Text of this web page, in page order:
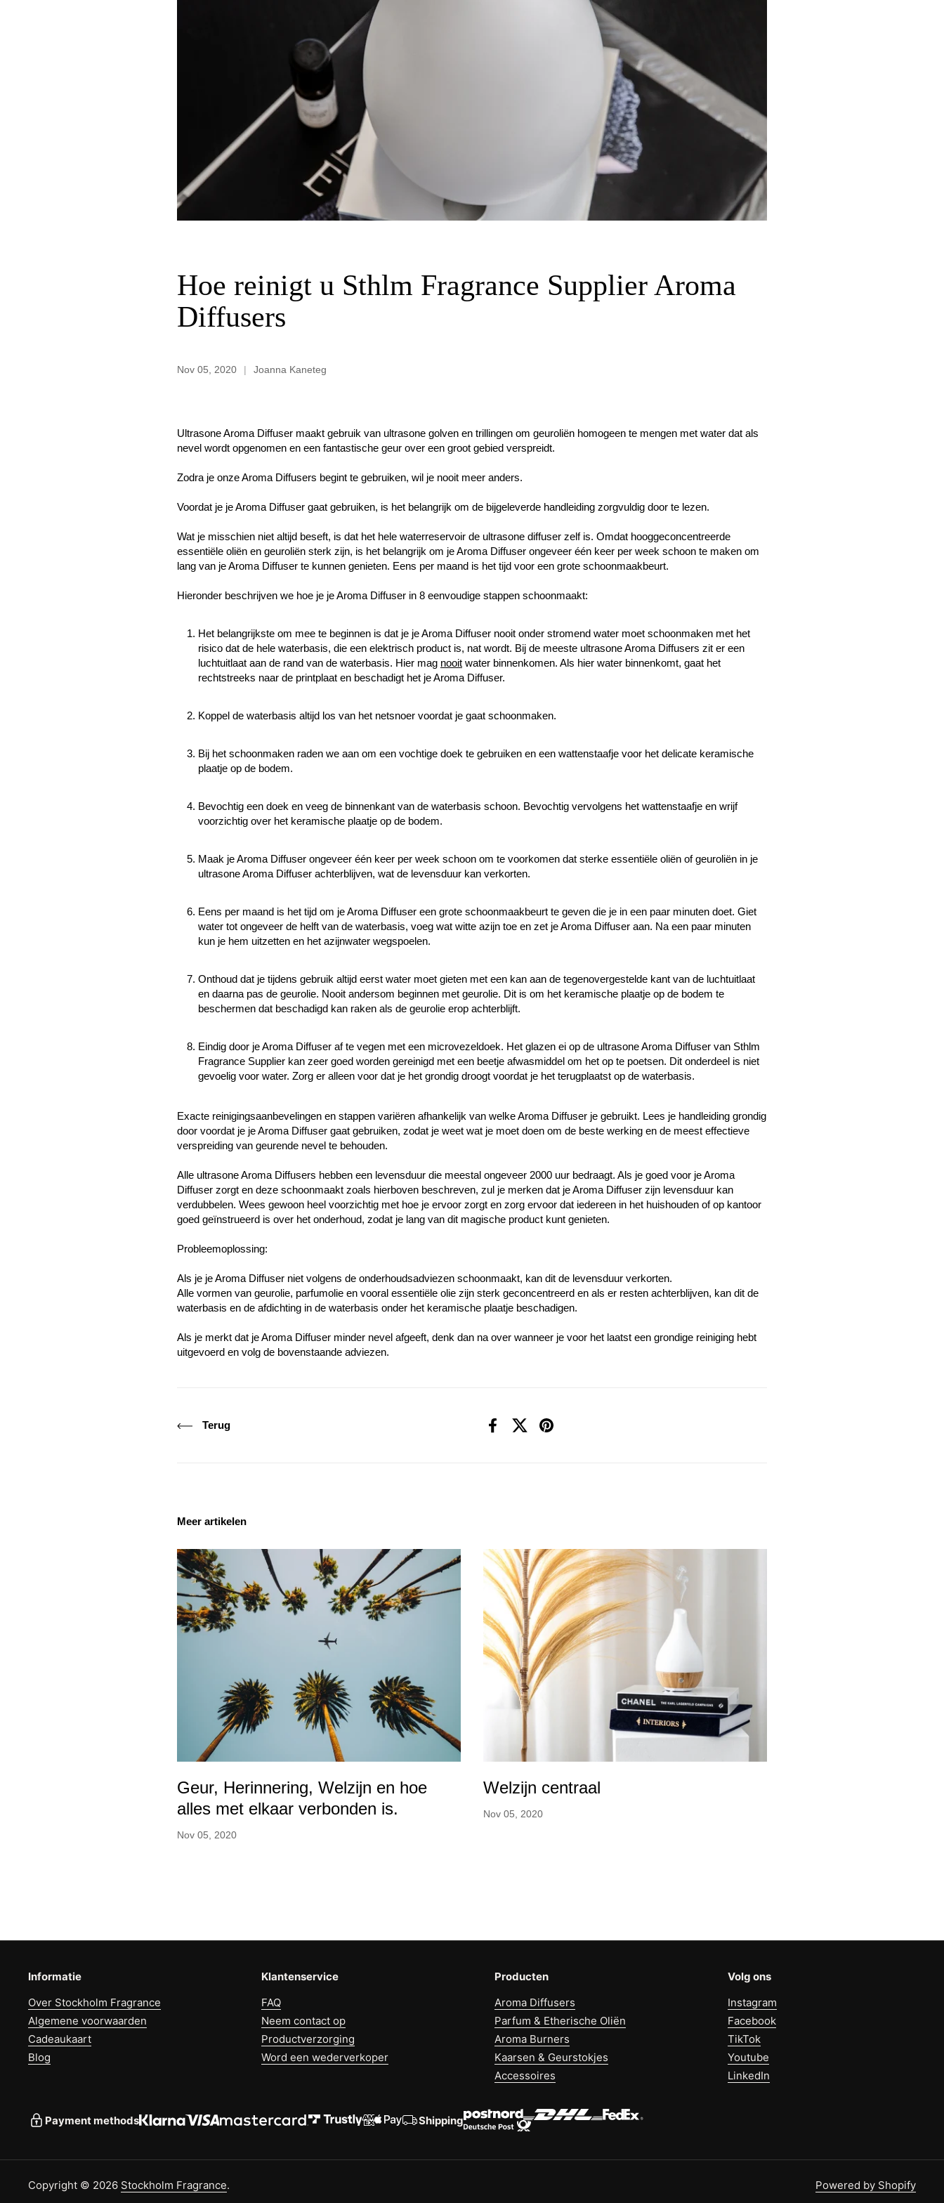
Hoe reinigt u Sthlm Fragrance Supplier Aroma
Diffusers
Nov 05, 2020 Joanna Kaneteg
Ultrasone Aroma Diffuser maakt gebruik van ultrasone golven en trillingen om geuroliën homogeen te mengen met water dat als
nevel wordt opgenomen en een fantastische geur over een groot gebied verspreidt.
Zodra je onze Aroma Diffusers begint te gebruiken, wil je nooit meer anders.
Voordat je je Aroma Diffuser gaat gebruiken, is het belangrijk om de bijgeleverde handleiding zorgvuldig door te lezen.
Wat je misschien niet altijd beseft, is dat het hele waterreservoir de ultrasone diffuser zelf is. Omdat hooggeconcentreerde
essentiële oliën en geuroliën sterk zijn, is het belangrijk om je Aroma Diffuser ongeveer één keer per week schoon te maken om
lang van je Aroma Diffuser te kunnen genieten. Eens per maand is het tijd voor een grote schoonmaakbeurt.
Hieronder beschrijven we hoe je je Aroma Diffuser in 8 eenvoudige stappen schoonmaakt:
Het belangrijkste om mee te beginnen is dat je je Aroma Diffuser nooit onder stromend water moet schoonmaken met het
risico dat de hele waterbasis, die een elektrisch product is, nat wordt. Bij de meeste ultrasone Aroma Diffusers zit er een
luchtuitlaat aan de rand van de waterbasis. Hier mag nooit water binnenkomen. Als hier water binnenkomt, gaat het
rechtstreeks naar de printplaat en beschadigt het je Aroma Diffuser.
Koppel de waterbasis altijd los van het netsnoer voordat je gaat schoonmaken.
Bij het schoonmaken raden we aan om een vochtige doek te gebruiken en een wattenstaafje voor het delicate keramische
plaatje op de bodem.
Bevochtig een doek en veeg de binnenkant van de waterbasis schoon. Bevochtig vervolgens het wattenstaafje en wrijf
voorzichtig over het keramische plaatje op de bodem.
Maak je Aroma Diffuser ongeveer één keer per week schoon om te voorkomen dat sterke essentiële oliën of geuroliën in je
ultrasone Aroma Diffuser achterblijven, wat de levensduur kan verkorten.
Eens per maand is het tijd om je Aroma Diffuser een grote schoonmaakbeurt te geven die je in een paar minuten doet. Giet
water tot ongeveer de helft van de waterbasis, voeg wat witte azijn toe en zet je Aroma Diffuser aan. Na een paar minuten
kun je hem uitzetten en het azijnwater wegspoelen.
Onthoud dat je tijdens gebruik altijd eerst water moet gieten met een kan aan de tegenovergestelde kant van de luchtuitlaat
en daarna pas de geurolie. Nooit andersom beginnen met geurolie. Dit is om het keramische plaatje op de bodem te
beschermen dat beschadigd kan raken als de geurolie erop achterblijft.
Eindig door je Aroma Diffuser af te vegen met een microvezeldoek. Het glazen ei op de ultrasone Aroma Diffuser van Sthlm
Fragrance Supplier kan zeer goed worden gereinigd met een beetje afwasmiddel om het op te poetsen. Dit onderdeel is niet
gevoelig voor water. Zorg er alleen voor dat je het grondig droogt voordat je het terugplaatst op de waterbasis.
Exacte reinigingsaanbevelingen en stappen variëren afhankelijk van welke Aroma Diffuser je gebruikt. Lees je handleiding grondig
door voordat je je Aroma Diffuser gaat gebruiken, zodat je weet wat je moet doen om de beste werking en de meest effectieve
verspreiding van geurende nevel te behouden.
Alle ultrasone Aroma Diffusers hebben een levensduur die meestal ongeveer 2000 uur bedraagt. Als je goed voor je Aroma
Diffuser zorgt en deze schoonmaakt zoals hierboven beschreven, zul je merken dat je Aroma Diffuser zijn levensduur kan
verdubbelen. Wees gewoon heel voorzichtig met hoe je ervoor zorgt en zorg ervoor dat iedereen in het huishouden of op kantoor
goed geïnstrueerd is over het onderhoud, zodat je lang van dit magische product kunt genieten.
Probleemoplossing:
Als je je Aroma Diffuser niet volgens de onderhoudsadviezen schoonmaakt, kan dit de levensduur verkorten.
Alle vormen van geurolie, parfumolie en vooral essentiële olie zijn sterk geconcentreerd en als er resten achterblijven, kan dit de
waterbasis en de afdichting in de waterbasis onder het keramische plaatje beschadigen.
Als je merkt dat je Aroma Diffuser minder nevel afgeeft, denk dan na over wanneer je voor het laatst een grondige reiniging hebt
uitgevoerd en volg de bovenstaande adviezen.
Terug
FacebookX (Twitter)Pinterest
Meer artikelen
Geur, Herinnering, Welzijn en hoe
alles met elkaar verbonden is.
Nov 05, 2020
Welzijn centraal
Nov 05, 2020
Informatie
Over Stockholm Fragrance
Algemene voorwaarden
Cadeaukaart
Blog
Klantenservice
FAQ
Neem contact op
Productverzorging
Word een wederverkoper
Producten
Aroma Diffusers
Parfum & Etherische Oliën
Aroma Burners
Kaarsen & Geurstokjes
Accessoires
Volg ons
Instagram
Facebook
TikTok
Youtube
LinkedIn
Payment methods Shipping
Copyright © 2026 Stockholm Fragrance. Powered by Shopify